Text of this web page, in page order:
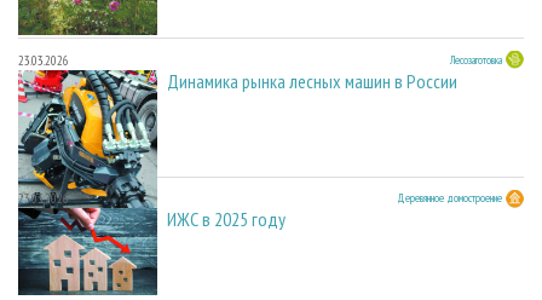
23.03.2026 Лесозаготовка
Динамика рынка лесных машин в России
23.03.2026 Деревянное домостроение
ИЖС в 2025 году